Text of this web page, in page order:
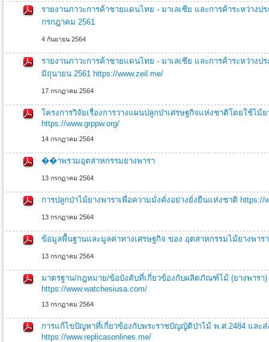
รายงานภาวะการค้าชายแดนไทย - มาเลเซีย และการค้าระหว่างป
กรกฎาคม 2561
4 กันยายน 2564
รายงานภาวะการค้าชายแดนไทย - มาเลเซีย และการค้าระหว่างป
มิถุนายน 2561 https://www.zeil.me/
17 กรกฏาคม 2564
โครงการวิจัยเรื่องการวางแผนปลูกป่าเศรษฐกิจแห่งชาติโดยใช้ไม้
https://www.grppw.org/
14 กรกฏาคม 2564
��าพรวมอุตสาหกรรมยางพารา
13 กรกฏาคม 2564
การปลูกป่าไม้ยางพาราเพื่อความมั่งคั่งอย่างยั่งยืนแห่งชาติ https://
13 กรกฏาคม 2564
ข้อมูลพื้นฐานและมูลค่าทางเศรษฐกิจ ของ อุตสาหกรรมไม้ยางพารา
13 กรกฏาคม 2564
มาตรฐาน/กฎหมาย/ข้อบังคับที่เกี่ยวข้องกับผลิตภัณฑ์ไม้ (ยางพารา
https://www.watchesiusa.com/
13 กรกฏาคม 2564
การแก้ไขปัญหาที่เกี่ยวข้องกับพระราชบัญญัติป่าไม้ พ.ศ.2484 และส่
https://www.replicasonlines.me/